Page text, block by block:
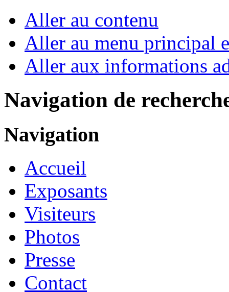
Aller au contenu
Aller au menu principal
Aller aux informations
Navigation de
Navigation
Accueil
Exposants
Visiteurs
Photos
Presse
Contact